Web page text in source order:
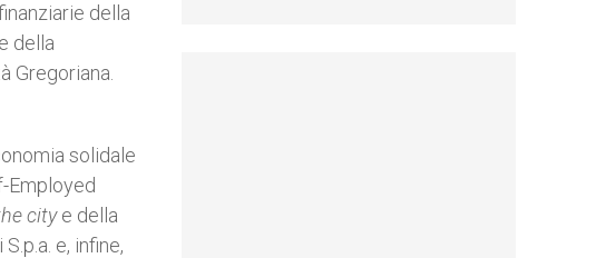
della
della
Gregoriana.
solidale
Employed
citye della
e, infine,